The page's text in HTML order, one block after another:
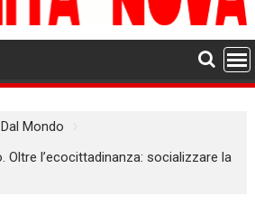
Dal Mondo
Oltre l’ecocittadinanza: socializzare la